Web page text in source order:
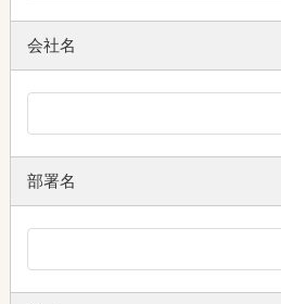
会社名
部署名